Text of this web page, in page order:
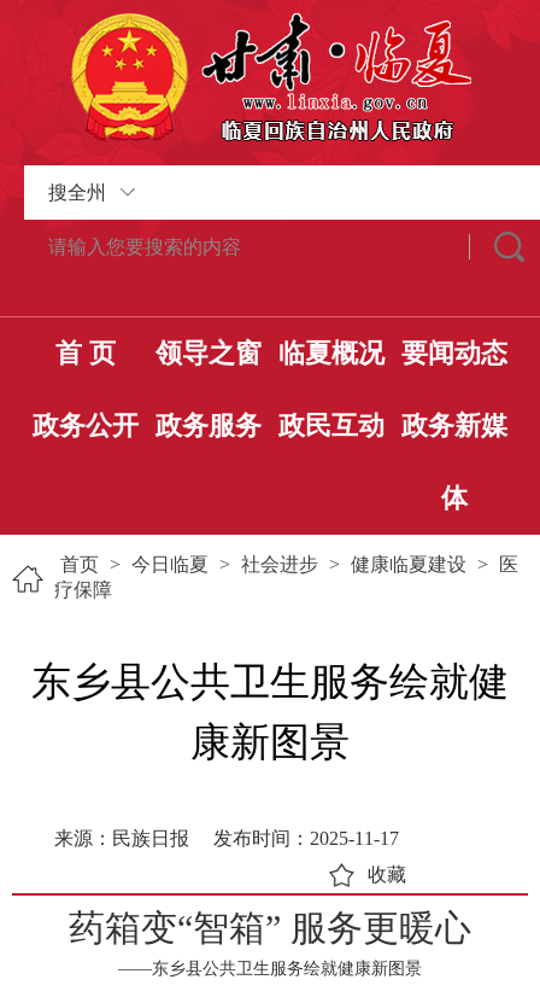
搜全州
首 页 领导之窗 临夏概况 要闻动态
政务公开 政务服务 政民互动 政务新媒
体
首页 > 今日临夏 > 社会进步 > 健康临夏建设 >
医
疗保障
东乡县公共卫生服务绘就健
康新图景
来源：民族日报
发布时间：2025-11-17
收藏
药箱变“智箱” 服务更暖心
——东乡县公共卫生服务绘就健康新图景